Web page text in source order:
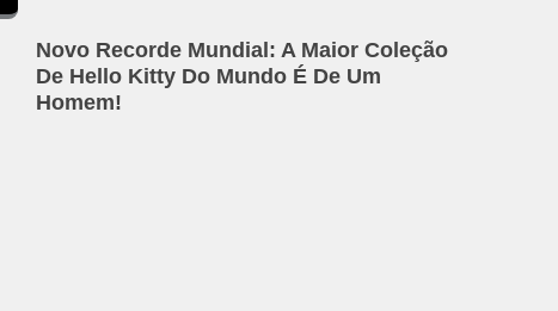
Novo Recorde Mundial: A Maior Coleção
De Hello Kitty Do Mundo É De Um
Homem!